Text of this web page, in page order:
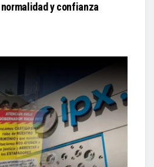
y confianza